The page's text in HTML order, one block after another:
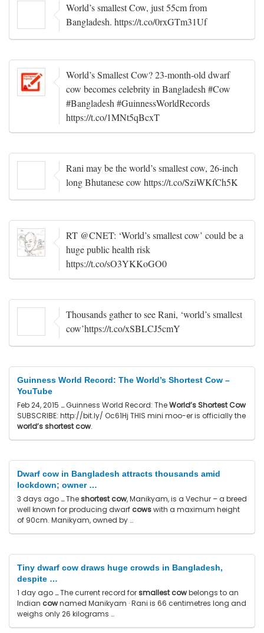
World’s smallest Cow, just 55cm from
Bangladesh. https://t.co/0rxGTm31Uf
World’s Smallest Cow? 23-month-old dwarf
cow becomes celebrity in Bangladesh #Cow
#Bangladesh #GuinnessWorldRecords
https://t.co/1MNt5qBcxT
Rani may be the world’s smallest cow, 26-inch
long Bhutanese cow https://t.co/SziWKfCh5K
RT @CNET: ‘World’s smallest cow’ could be a
huge public health risk
https://t.co/sO3YKKoGO0
Thousands gather to see Rani, ‘world’s smallest
cow’https://t.co/xSBLCJ5cmY
Guinness World Record: The World’s Shortest Cow –
YouTube
Feb 24, 2015 …Guinness World Record: TheWorld’s Shortest Cow
SUBSCRIBE: http://bit.ly/ Oc61Hj THIS mini moo-er is officially the
world’s shortest cow.
Dwarf cow in Bangladesh attracts thousands amid
lockdown; owner …
3 days ago …Theshortest cow, Manikyam, is a Vechur – a breed
well known for producing dwarf cowswith a maximum height
of 90cm. Manikyam, owned by …
Tiny dwarf cow draws huge crowds in Bangladesh,
despite …
1 day ago …The current record forsmallest cowbelongs to an
Indian cownamed Manikyam · Rani is 66 centimetres long and
weighs only 26 kilograms …